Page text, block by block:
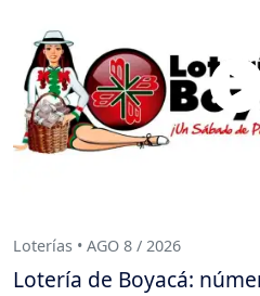
Loterías • AGO 8 / 2026
Lotería de Boyacá: